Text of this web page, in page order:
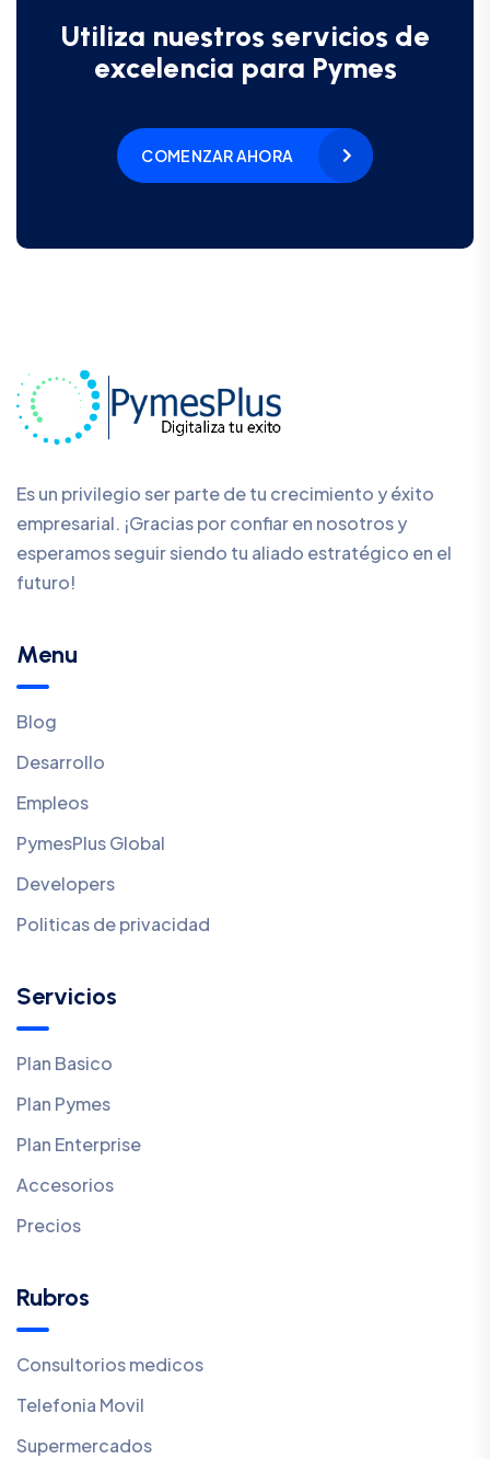
Utiliza nuestros servicios de
excelencia para Pymes
COMENZAR AHORA
Es un privilegio ser parte de tu crecimiento y éxito
empresarial. ¡Gracias por confiar en nosotros y
esperamos seguir siendo tu aliado estratégico en el
futuro!
Menu
Blog
Desarrollo
Empleos
PymesPlus Global
Developers
Politicas de privacidad
Servicios
Plan Basico
Plan Pymes
Plan Enterprise
Accesorios
Precios
Rubros
Consultorios medicos
Telefonia Movil
Supermercados